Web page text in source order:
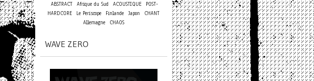
ABSTRACT
Afrique du Sud ACOUSTIQUE
POST-
HARDCORE
Le Periscope Finlande Japon
CHANT
Allemagne
CHAOS
WAVE ZERO